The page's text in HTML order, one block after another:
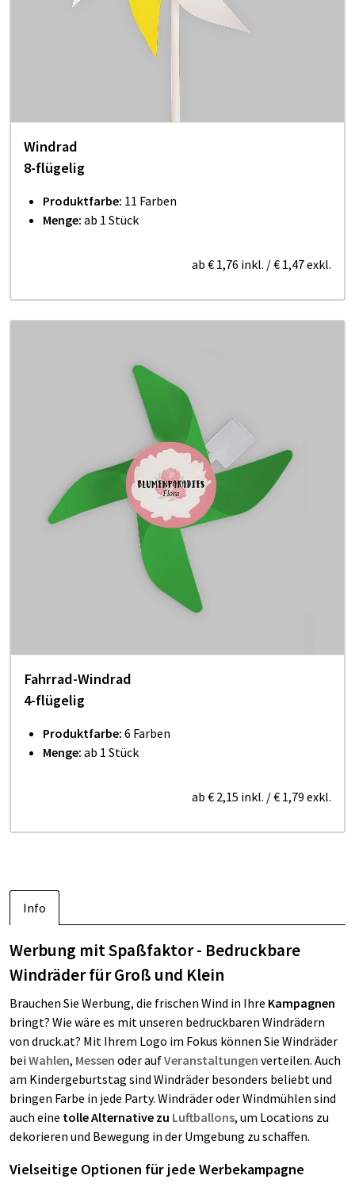
Windrad
8-flügelig
Produktfarbe: 11 Farben
Menge: ab 1 Stück
ab € 1,76 inkl. /€ 1,47exkl.
Fahrrad-Windrad
4-flügelig
Produktfarbe: 6 Farben
Menge: ab 1 Stück
ab € 2,15 inkl. /€ 1,79 exkl.
Info
Werbung mit Spaßfaktor - Bedruckbare
Windräder für Groß und Klein
Brauchen Sie Werbung, die frischen Wind in Ihre Kampagnen
bringt? Wie wäre es mit unseren bedruckbaren Windrädern
von druck.at? Mit Ihrem Logo im Fokus können Sie Windräder
beiWahlen, Messen oder aufVeranstaltungen verteilen. Auch
am Kindergeburtstag sind Windräder besonders beliebt und
bringen Farbe in jede Party. Windräder oder Windmühlen sind
auch eine tolle Alternative zu Luftballons, um Locations zu
dekorieren und Bewegung in der Umgebung zu schaffen.
Vielseitige Optionen für jede Werbekampagne